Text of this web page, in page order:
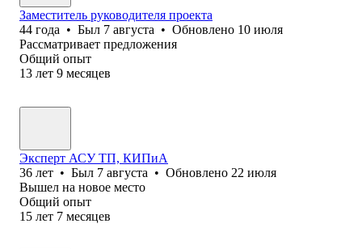
Заместитель руководителя проекта
44 года • Был 7 августа • Обновлено 10 июля
Рассматривает предложения
Общий опыт
13 лет 9 месяцев
Эксперт АСУ ТП, КИПиА
36 лет • Был 7 августа • Обновлено 22 июля
Вышел на новое место
Общий опыт
15 лет 7 месяцев